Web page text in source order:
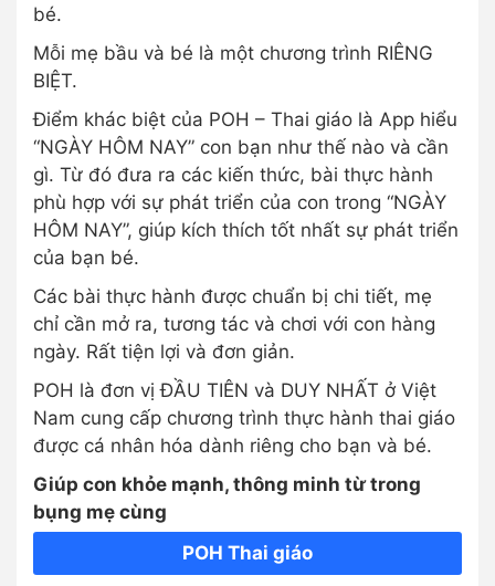
bé.
Mỗi mẹ bầu và bé là một chương trình RIÊNG
BIỆT.
Điểm khác biệt của POH – Thai giáo là App hiểu
“NGÀY HÔM NAY” con bạn như thế nào và cần
gì. Từ đó đưa ra các kiến thức, bài thực hành
phù hợp với sự phát triển của con trong “NGÀY
HÔM NAY”, giúp kích thích tốt nhất sự phát triển
của bạn bé.
Các bài thực hành được chuẩn bị chi tiết, mẹ
chỉ cần mở ra, tương tác và chơi với con hàng
ngày. Rất tiện lợi và đơn giản.
POH là đơn vị ĐẦU TIÊN và DUY NHẤT ở Việt
Nam cung cấp chương trình thực hành thai giáo
được cá nhân hóa dành riêng cho bạn và bé.
Giúp con khỏe mạnh, thông minh từ trong
bụng mẹ cùng
POH Thai giáo